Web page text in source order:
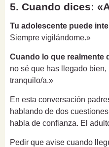
5. Cuando dices:
Tu adolescente puede
Siempre vigilándome.»
Cuando lo que realmente
no sé que has llegado
tranquilo/a.»
En esta conversación
hablando de dos
habla de confianza. El
Pedir que avise cuando